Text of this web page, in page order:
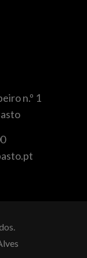
n.º 1